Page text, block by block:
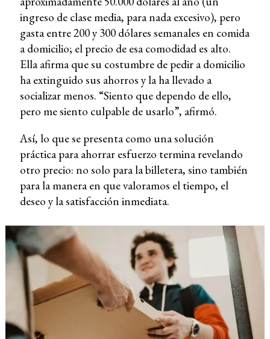
ingreso de clase media, para nada excesivo), pero
gasta entre 200 y 300 dólares semanales en comida
a domicilio; el precio de esa comodidad es alto.
Ella afirma que su costumbre de pedir a domicilio
ha extinguido sus ahorros y la ha llevado a
socializar menos. “Siento que dependo de ello,
pero me siento culpable de usarlo”, afirmó.
Así, lo que se presenta como una solución
práctica para ahorrar esfuerzo termina revelando
otro precio: no solo para la billetera, sino también
para la manera en que valoramos el tiempo, el
deseo y la satisfacción inmediata.